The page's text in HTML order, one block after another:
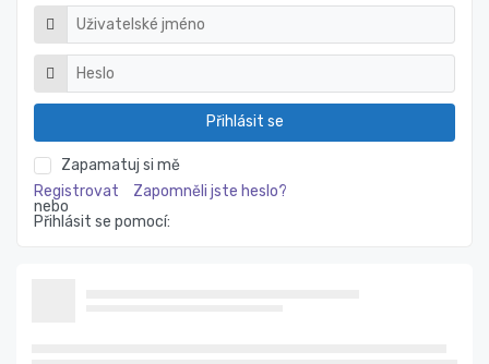
Přihlásit se
Zapamatuj si mě
Registrovat
Zapomněli jste heslo?
nebo
Přihlásit se pomocí: